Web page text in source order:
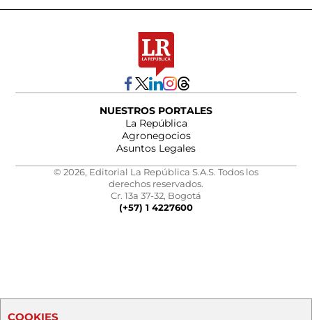
NUESTROS PORTALES
La República
Agronegocios
Asuntos Legales
© 2026, Editorial La República S.A.S. Todos los
derechos reservados.
Cr. 13a 37-32, Bogotá
(+57) 1 4227600
COOKIES